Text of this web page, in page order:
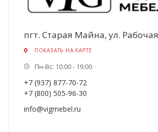
пгт. Старая Майна, ул. Рабочая
ПОКАЗАТЬ НА КАРТЕ
Пн-Вс: 10:00 - 19:00
+7 (937) 877-70-72
+7 (800) 505-96-30
info@vigmebel.ru